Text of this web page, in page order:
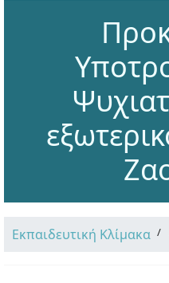
Εκπαιδευτική Κλίμακα